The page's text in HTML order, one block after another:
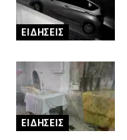
ΕΙΔΗΣΕΙΣ
ΕΙΔΗΣΕΙΣ